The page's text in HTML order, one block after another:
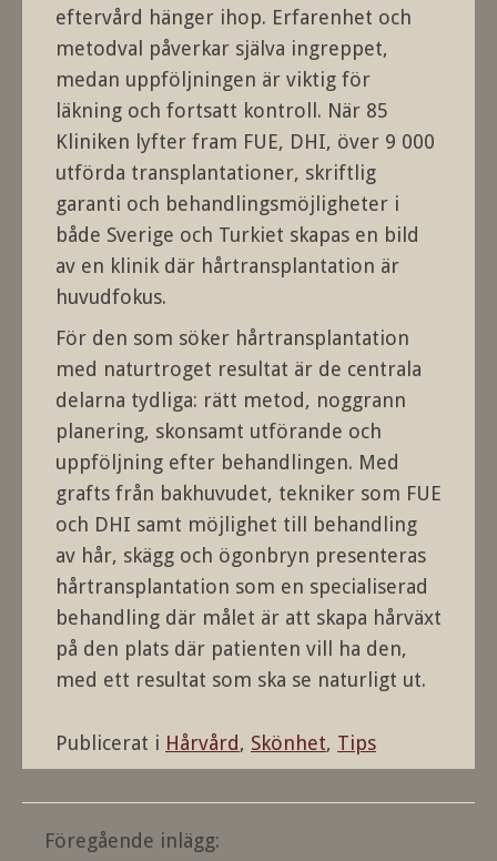
eftervård hänger ihop. Erfarenhet och
metodval påverkar själva ingreppet,
medan uppföljningen är viktig för
läkning och fortsatt kontroll. När 85
Kliniken lyfter fram FUE, DHI, över 9 000
utförda transplantationer, skriftlig
garanti och behandlingsmöjligheter i
både Sverige och Turkiet skapas en bild
av en klinik där hårtransplantation är
huvudfokus.
För den som söker hårtransplantation
med naturtroget resultat är de centrala
delarna tydliga: rätt metod, noggrann
planering, skonsamt utförande och
uppföljning efter behandlingen. Med
grafts från bakhuvudet, tekniker som FUE
och DHI samt möjlighet till behandling
av hår, skägg och ögonbryn presenteras
hårtransplantation som en specialiserad
behandling där målet är att skapa hårväxt
på den plats där patienten vill ha den,
med ett resultat som ska se naturligt ut.
Publicerat i Hårvård, Skönhet, Tips
Inläggsnavigering
Föregående inlägg: